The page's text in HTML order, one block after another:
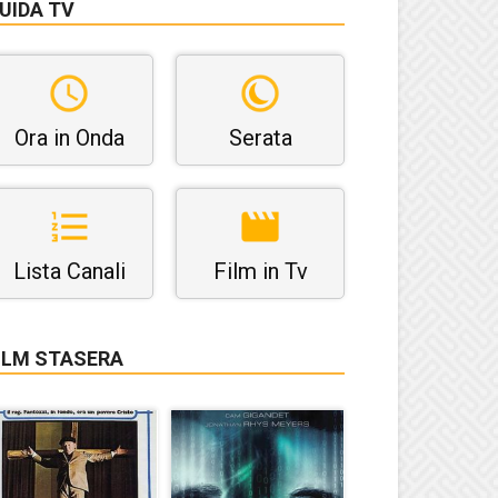
TV
Ora in Onda Serata
Lista Canali Film in Tv
STASERA